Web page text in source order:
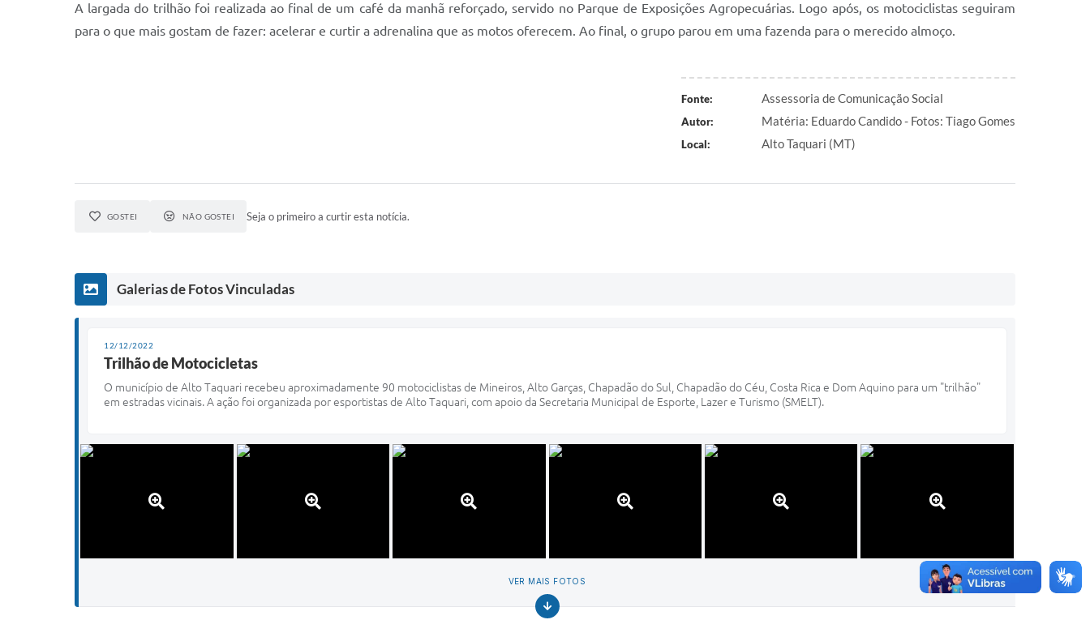
A largada do trilhão foi realizada ao final de um café da manhã reforçado, servido no Parque de Exposições Agropecuárias. Logo após, os motociclistas seguiram
para o que mais gostam de fazer: acelerar e curtir a adrenalina que as motos oferecem. Ao final, o grupo parou em uma fazenda para o merecido almoço.
Fonte: Assessoria de Comunicação Social
Autor: Matéria: Eduardo Candido - Fotos: Tiago Gomes
Local: Alto Taquari (MT)
GOSTEI NÃO GOSTEI Seja o primeiro a curtir esta notícia.
Galerias de Fotos Vinculadas
12/12/2022
Trilhão de Motocicletas
O município de Alto Taquari recebeu aproximadamente 90 motociclistas de Mineiros, Alto Garças, Chapadão do Sul, Chapadão do Céu, Costa Rica e Dom Aquino para um "trilhão"
em estradas vicinais. A ação foi organizada por esportistas de Alto Taquari, com apoio da Secretaria Municipal de Esporte, Lazer e Turismo (SMELT).
VER MAIS FOTOS